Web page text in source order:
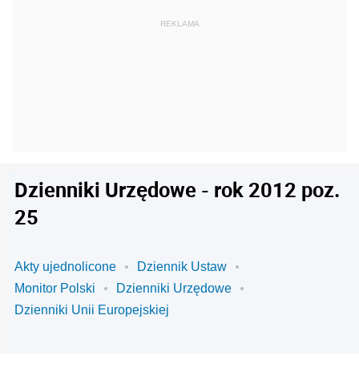
Dzienniki Urzędowe - rok 2012 poz.
25
Akty ujednolicone
Dziennik Ustaw
Monitor Polski
Dzienniki Urzędowe
Dzienniki Unii Europejskiej